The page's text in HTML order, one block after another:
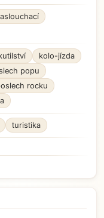
kolo-jízda
popu
rocku
turistika